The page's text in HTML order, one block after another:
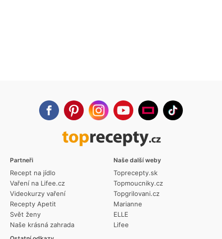
Partneři
Recept na jídlo
Vaření na Lifee.cz
Videokurzy vaření
Recepty Apetit
Svět ženy
Naše krásná zahrada
Naše další weby
Toprecepty.sk
Topmoucniky.cz
Topgrilovani.cz
Marianne
ELLE
Lifee